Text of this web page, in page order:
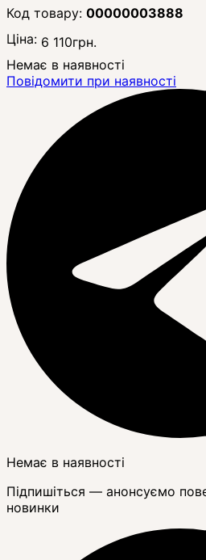
00000003888
Ціна: 6 110грн.
Немає в наявності
Повідомити при наявності
Немає в наявності
Підпишіться — анонсуємо
новинки